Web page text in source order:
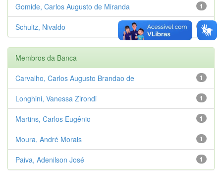
1
Gomide, Carlos Augusto de Miranda
1
Schultz, Nivaldo
Membros da Banca
1
Carvalho, Carlos Augusto Brandao de
1
Longhini, Vanessa Zirondi
1
Martins, Carlos Eugênio
1
Moura, André Morais
1
Paiva, Adenilson José